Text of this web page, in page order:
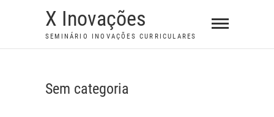
X Inovações
SEMINÁRIO INOVAÇÕES CURRICULARES
Sem categoria